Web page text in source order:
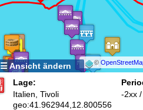
©
☰ Ansicht ändern
Lage:
Italien, Tivoli
geo:41.962944,12.800556
-2xx